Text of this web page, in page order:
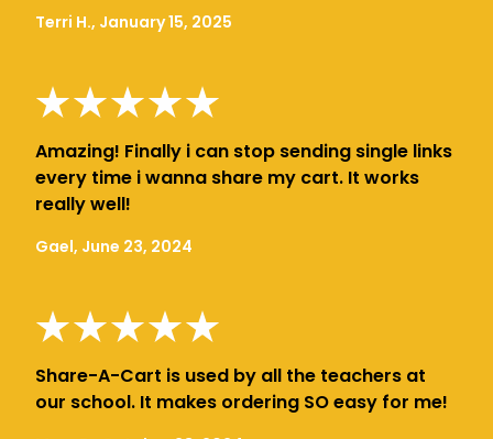
Terri H., January 15, 2025
Amazing! Finally i can stop sending single links
every time i wanna share my cart. It works
really well!
Gael, June 23, 2024
Share-A-Cart is used by all the teachers at
our school. It makes ordering SO easy for me!